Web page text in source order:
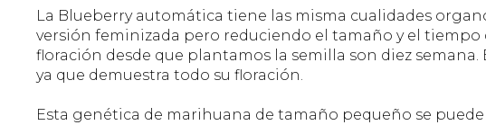
La Blueberry automática tiene las misma cualidades
versión feminizada pero reduciendo el tamaño y el tiempo
floración desde que plantamos la semilla son diez semana.
ya que demuestra todo su floración.
Esta genética de marihuana de tamaño pequeño se